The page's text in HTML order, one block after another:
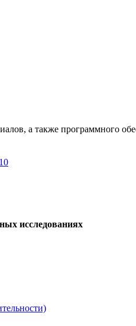
а также программного
исследованиях